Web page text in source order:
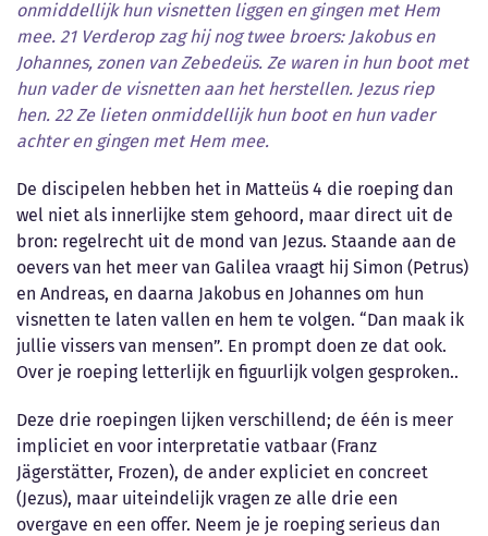
onmiddellijk hun visnetten liggen en gingen met Hem
mee. 21 Verderop zag hij nog twee broers: Jakobus en
Johannes, zonen van Zebedeüs. Ze waren in hun boot met
hun vader de visnetten aan het herstellen. Jezus riep
hen. 22 Ze lieten onmiddellijk hun boot en hun vader
achter en gingen met Hem mee.
De discipelen hebben het in Matteüs 4 die roeping dan
wel niet als innerlijke stem gehoord, maar direct uit de
bron: regelrecht uit de mond van Jezus. Staande aan de
oevers van het meer van Galilea vraagt hij Simon (Petrus)
en Andreas, en daarna Jakobus en Johannes om hun
visnetten te laten vallen en hem te volgen. “Dan maak ik
jullie vissers van mensen”. En prompt doen ze dat ook.
Over je roeping letterlijk en figuurlijk volgen gesproken..
Deze drie roepingen lijken verschillend; de één is meer
impliciet en voor interpretatie vatbaar (Franz
Jägerstätter, Frozen), de ander expliciet en concreet
(Jezus), maar uiteindelijk vragen ze alle drie een
overgave en een offer. Neem je je roeping serieus dan